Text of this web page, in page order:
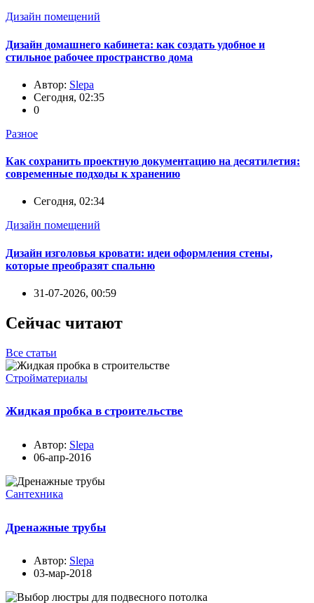
Дизайн помещений
Дизайн домашнего кабинета: как создать удобное и
стильное рабочее пространство дома
Автор: Slepa
Сегодня, 02:35
0
Разное
Как сохранить проектную документацию на десятилетия:
современные подходы к хранению
Сегодня, 02:34
Дизайн помещений
Дизайн изголовья кровати: идеи оформления стены,
которые преобразят спальню
31-07-2026, 00:59
Сейчас читают
Все статьи
Стройматериалы
Жидкая пробка в строительстве
Автор: Slepa
06-апр-2016
Сантехника
Дренажные трубы
Автор: Slepa
03-мар-2018